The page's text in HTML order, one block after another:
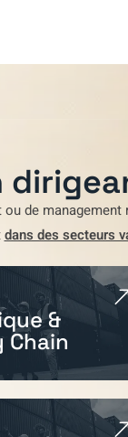
ou de management
dans des secteurs
&
Chain